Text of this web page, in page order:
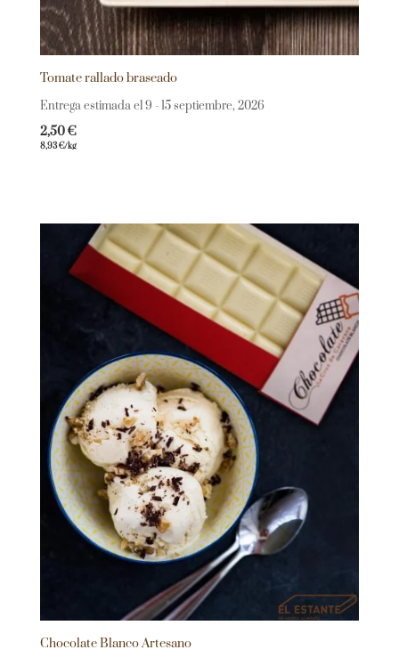
Tomate rallado braseado
Entrega estimada el 9 - 15 septiembre, 2026
2,50€
8,93€/kg
Chocolate Blanco Artesano